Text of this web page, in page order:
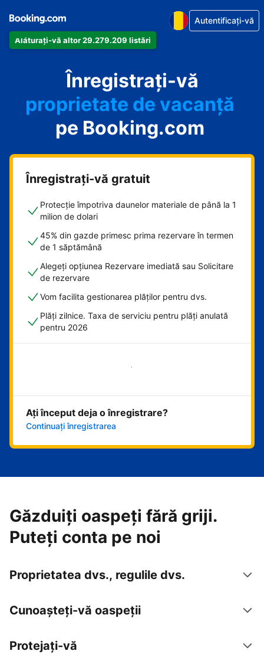
Alăturați-vă altor 29.279.209 listări
Autentificați-vă
Înregistrați-vă
apartamentul
hotelul
proprietate de vacanță
pensiunea
B&B-ul
pe Booking.com
Înregistrați-vă gratuit
Protecție împotriva daunelor materiale de până la 1
milion de dolari
45% din gazde primesc prima rezervare în termen
de 1 săptămână
Alegeți opțiunea Rezervare imediată sau Solicitare
de rezervare
Vom facilita gestionarea plăților pentru dvs.
Plăți zilnice. Taxa de serviciu pentru plăți anulată
pentru 2026
Începeți acum
Ați început deja o înregistrare?
Continuați înregistrarea
Găzduiți oaspeți fără griji.
Puteți conta pe noi
Proprietatea dvs., regulile dvs.
Cunoașteți-vă oaspeții
Protejați-vă